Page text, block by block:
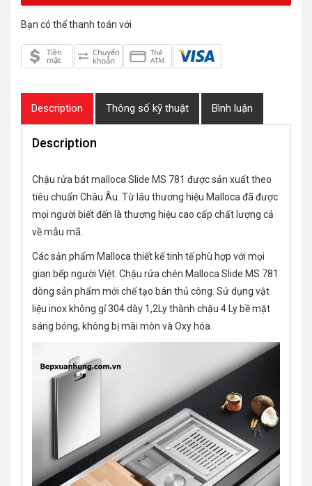
Bạn có thể thanh toán với
Description Thông số kỹ thuật Bình luận
Description
Chậu rửa bát malloca Slide MS 781 được sản xuất theo
tiêu chuẩn Châu Âu. Từ lâu thương hiệu Malloca đã được
mọi người biết đến là thương hiệu cao cấp chất lượng cả
về mẫu mã.
Các sản phẩm Malloca thiết kế tinh tế phù hợp với mọi
gian bếp người Việt. Chậu rửa chén Malloca Slide MS 781
dòng sản phẩm mới chế tạo bán thủ công. Sử dụng vật
liệu inox không gỉ 304 dày 1,2Ly thành chậu 4 Ly bề mặt
sáng bóng, không bị mài mòn và Oxy hóa.